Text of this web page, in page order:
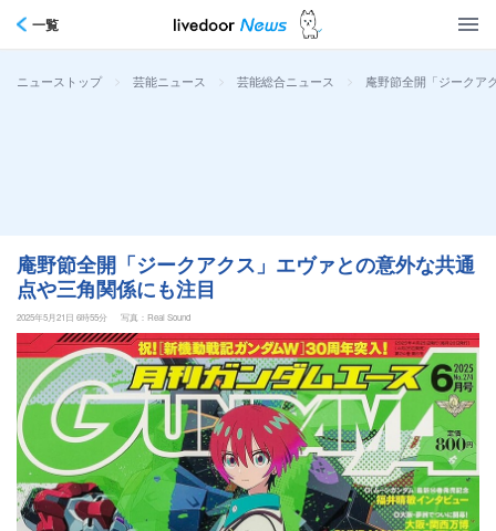
一覧
ニューストップ > 芸能ニュース > 芸能総合ニュース > 庵野節全開「ジークア
庵野節全開「ジークアクス」エヴァとの意外な共通
点や三角関係にも注目
2025年5月21日 6時55分 写真：Real Sound